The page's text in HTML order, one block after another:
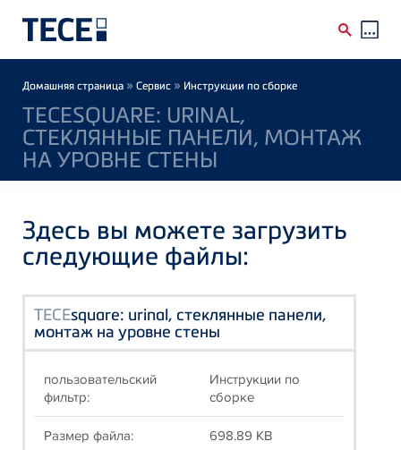
Breadcrumb
Домашняя страница » Сервис » Инструкции по сборке
TECESQUARE: URINAL,
СТЕКЛЯННЫЕ ПАНЕЛИ, МОНТАЖ
НА УРОВНЕ СТЕНЫ
Здесь вы можете загрузить
следующие файлы:
TECEsquare: urinal, стеклянные панели,
монтаж на уровне стены
пользовательский
фильтр:
Инструкции по
сборке
Размер файла: 698.89 KB